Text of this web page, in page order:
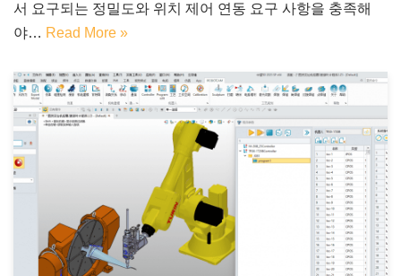
서 요구되는 정밀도와 위치 제어 연동 요구 사항을 충족해
야… Read More »